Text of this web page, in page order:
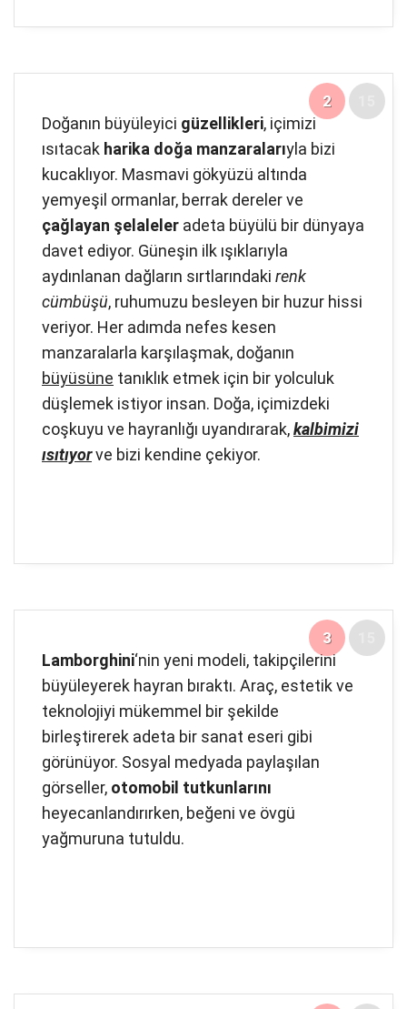
2
Doğanın büyüleyici güzellikleri, içimizi
ısıtacak harika doğa manzaralarıyla bizi
kucaklıyor. Masmavi gökyüzü altında
yemyeşil ormanlar, berrak dereler ve
çağlayan şelaleler adeta büyülü bir dünyaya
davet ediyor. Güneşin ilk ışıklarıyla
aydınlanan dağların sırtlarındaki renk
cümbüşü, ruhumuzu besleyen bir huzur hissi
veriyor. Her adımda nefes kesen
manzaralarla karşılaşmak, doğanın
büyüsüne tanıklık etmek için bir yolculuk
düşlemek istiyor insan. Doğa, içimizdeki
coşkuyu ve hayranlığı uyandırarak,kalbimizi
ısıtıyorve bizi kendine çekiyor.
3
Lamborghini‘nin yeni modeli, takipçilerini
büyüleyerek hayran bıraktı. Araç, estetik ve
teknolojiyi mükemmel bir şekilde
birleştirerek adeta bir sanat eseri gibi
görünüyor. Sosyal medyada paylaşılan
görseller, otomobil tutkunlarını
heyecanlandırırken, beğeni ve övgü
yağmuruna tutuldu.